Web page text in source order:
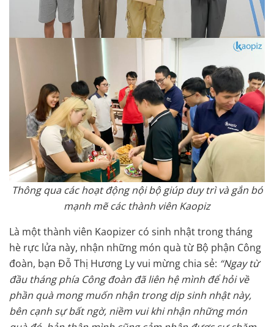
Thông qua các hoạt động nội bộ giúp duy trì và gắn bó
mạnh mẽ các thành viên Kaopiz
Là một thành viên Kaopizer có sinh nhật trong tháng
hè rực lửa này, nhận những món quà từ Bộ phận Công
đoàn, bạn Đỗ Thị Hương Ly vui mừng chia sẻ: “Ngay từ
đầu tháng phía Công đoàn đã liên hệ mình để hỏi về
phần quà mong muốn nhận trong dịp sinh nhật này,
bên cạnh sự bất ngờ, niềm vui khi nhận những món